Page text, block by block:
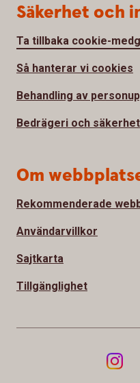
Säkerhet och
Ta tillbaka cookie-
Så hanterar vi cookies
Behandling av
Bedrägeri och säkerhet
Om
Rekommenderade
Användarvillkor
Sajtkarta
Tillgänglighet